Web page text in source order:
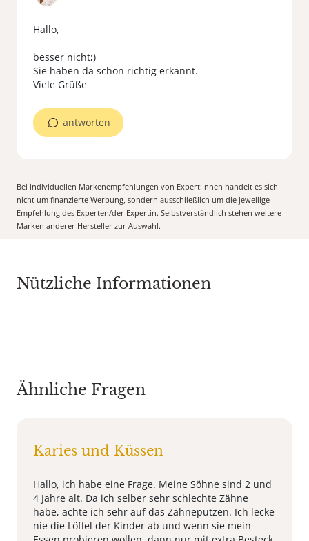
Hallo,
besser nicht;)
Sie haben da schon richtig erkannt.
Viele Grüße
antworten
Bei individuellen Markenempfehlungen von Expert:Innen handelt es sich
nicht um finanzierte Werbung, sondern ausschließlich um die jeweilige
Empfehlung des Experten/der Expertin. Selbstverständlich stehen weitere
Marken anderer Hersteller zur Auswahl.
Nützliche Informationen
Ähnliche Fragen
Karies und Küssen
Hallo, ich habe eine Frage. Meine Söhne sind 2 und
4 Jahre alt. Da ich selber sehr schlechte Zähne
habe, achte ich sehr auf das Zähneputzen. Ich lecke
nie die Löffel der Kinder ab und wenn sie mein